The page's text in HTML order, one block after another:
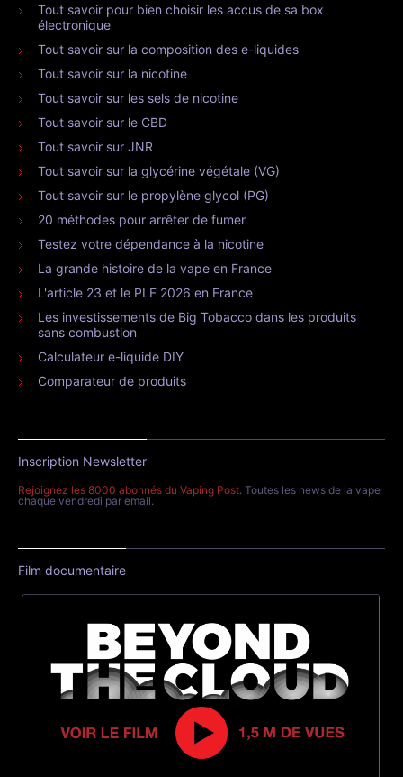
Tout savoir pour bien choisir les accus de sa box
électronique
Tout savoir sur la composition des e-liquides
Tout savoir sur la nicotine
Tout savoir sur les sels de nicotine
Tout savoir sur le CBD
Tout savoir sur JNR
Tout savoir sur la glycérine végétale (VG)
Tout savoir sur le propylène glycol (PG)
20 méthodes pour arrêter de fumer
Testez votre dépendance à la nicotine
La grande histoire de la vape en France
L'article 23 et le PLF 2026 en France
Les investissements de Big Tobacco dans les produits
sans combustion
Calculateur e-liquide DIY
Comparateur de produits
Inscription Newsletter
Rejoignez les 8000 abonnés du Vaping Post. Toutes les news de la vape
chaque vendredi par email.
Film documentaire